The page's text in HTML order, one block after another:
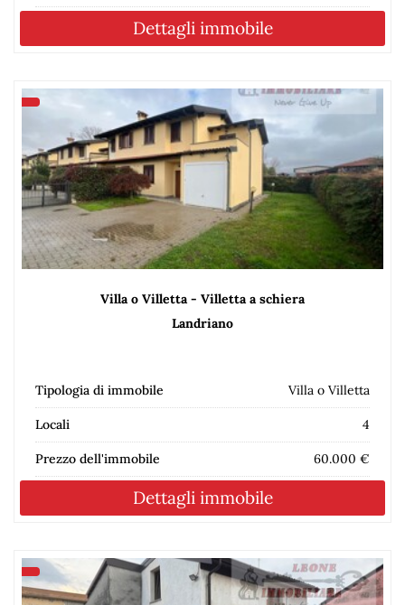
Dettagli immobile
Villa o Villetta - Villetta a schiera
Landriano
Tipologia di immobile Villa o Villetta
Locali 4
Prezzo dell'immobile 60.000 €
Dettagli immobile